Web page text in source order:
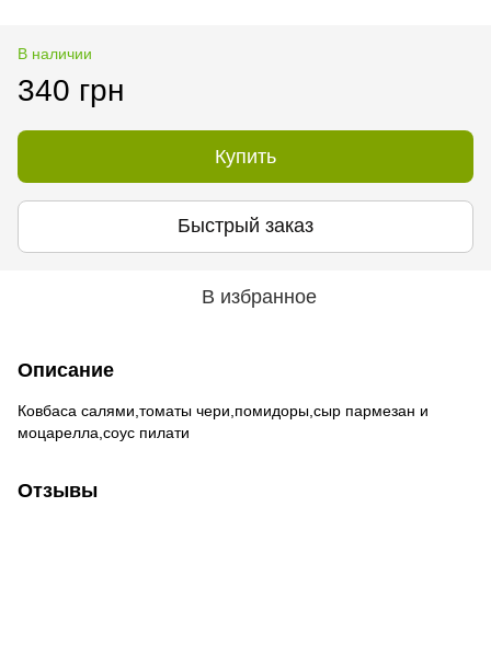
В наличии
340 грн
Купить
Быстрый заказ
В избранное
Описание
Ковбаса салями,томаты чери,помидоры,сыр пармезан и
моцарелла,соус пилати
Отзывы